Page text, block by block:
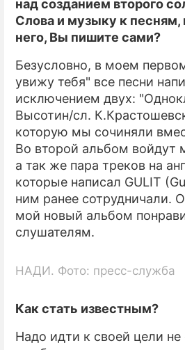
над созданием второго
Слова и музыку к песням,
него, Вы пишите сами?
Безусловно, в моем
увижу тебя" все песни
исключением двух:
Высотин/сл.
которую мы сочиняли
Во второй альбом войдут
а так же пара треков на
которые написал GULIT
ним ранее сотрудничали.
мой новый альбом
слушателям.
НАДИ. Фото: пресс-служба
Как стать известным?
Надо идти к своей цели не